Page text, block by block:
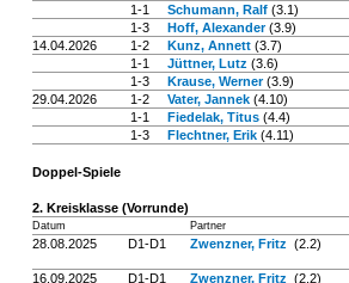
1-1
Schumann, Ralf (3.1)
1-3
Hoff, Alexander(3.9)
14.04.2026
1-2 Kunz, Annett (3.7)
1-1
Jüttner, Lutz (3.6)
1-3
Krause, Werner(3.9)
29.04.2026
1-2 Vater, Jannek (4.10)
1-1
Fiedelak, Titus (4.4)
1-3
Flechtner, Erik (4.11)
Doppel-Spiele
2. Kreisklasse (Vorrunde)
Datum Partner
28.08.2025 D1-D1 Zwenzner, Fritz (2.2)
16.09.2025 D1-D1 Zwenzner, Fritz (2.2)